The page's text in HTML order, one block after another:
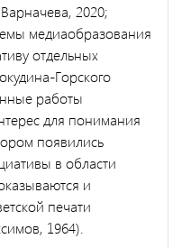
2020;
медиаобразования
отдельных
Горского
работы
для понимания
появились
в области
и
печати
1964).